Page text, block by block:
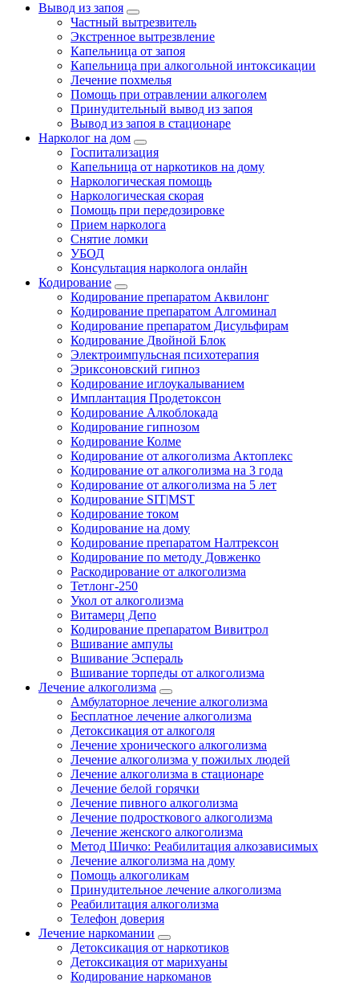
Вывод из запоя
Частный вытрезвитель
Экстренное вытрезвление
Капельница от запоя
Капельница при алкогольной интоксикации
Лечение похмелья
Помощь при отравлении алкоголем
Принудительный вывод из запоя
Вывод из запоя в стационаре
Нарколог на дом
Госпитализация
Капельница от наркотиков на дому
Наркологическая помощь
Наркологическая скорая
Помощь при передозировке
Прием нарколога
Снятие ломки
УБОД
Консультация нарколога онлайн
Кодирование
Кодирование препаратом Аквилонг
Кодирование препаратом Алгоминал
Кодирование препаратом Дисульфирам
Кодирование Двойной Блок
Электроимпульсная психотерапия
Эриксоновский гипноз
Кодирование иглоукалыванием
Имплантация Продетоксон
Кодирование Алкоблокада
Кодирование гипнозом
Кодирование Колме
Кодирование от алкоголизма Актоплекс
Кодирование от алкоголизма на 3 года
Кодирование от алкоголизма на 5 лет
Кодирование SIT|MST
Кодирование током
Кодирование на дому
Кодирование препаратом Налтрексон
Кодирование по методу Довженко
Раскодирование от алкоголизма
Тетлонг-250
Укол от алкоголизма
Витамерц Депо
Кодирование препаратом Вивитрол
Вшивание ампулы
Вшивание Эспераль
Вшивание торпеды от алкоголизма
Лечение алкоголизма
Амбулаторное лечение алкоголизма
Бесплатное лечение алкоголизма
Детоксикация от алкоголя
Лечение хронического алкоголизма
Лечение алкоголизма у пожилых людей
Лечение алкоголизма в стационаре
Лечение белой горячки
Лечение пивного алкоголизма
Лечение подросткового алкоголизма
Лечение женского алкоголизма
Метод Шичко: Реабилитация алкозависимых
Лечение алкоголизма на дому
Помощь алкоголикам
Принудительное лечение алкоголизма
Реабилитация алкоголизма
Телефон доверия
Лечение наркомании
Детоксикация от наркотиков
Детоксикация от марихуаны
Кодирование наркоманов